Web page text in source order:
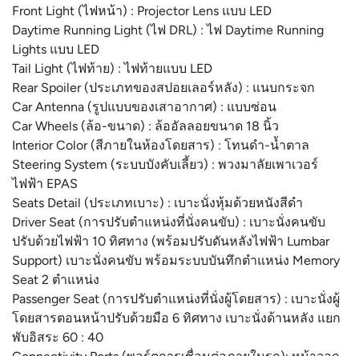
Front Light (ไฟหน้า) : Projector Lens แบบ LED
Daytime Running Light (ไฟ DRL) : ไฟ Daytime Running
Lights แบบ LED
Tail Light (ไฟท้าย) : ไฟท้ายแบบ LED
Rear Spoiler (ประเภทของสปอยเลอร์หลัง) : แนบกระจก
Car Antenna (รูปแบบของเสาอากาศ) : แบบซ่อน
Car Wheels (ล้อ-ขนาด) : ล้ออัลลอยขนาด 18 นิ้ว
Interior Color (สีภายในห้องโดยสาร) : โทนดำ-น้ำตาล
Steering System (ระบบบังคับเลี้ยว) : พวงมาลัยเพาเวอร์
ไฟฟ้า EPAS
Seats Detail (ประเภทเบาะ) : เบาะนั่งหุ้มด้วยหนังสีดำ
Driver Seat (การปรับตำแหน่งที่นั่งคนขับ) : เบาะนั่งคนขับ
ปรับด้วยไฟฟ้า 10 ทิศทาง (พร้อมปรับดันหลังไฟฟ้า Lumbar
Support) เบาะนั่งคนขับ พร้อมระบบบันทึกตำแหน่ง Memory
Seat 2 ตำแหน่ง
Passenger Seat (การปรับตำแหน่งที่นั่งผู้โดยสาร) : เบาะนั่งผู้
โดยสารตอนหน้าปรับด้วยมือ 6 ทิศทาง เบาะนั่งด้านหลัง แยก
พับอิสระ 60 : 40